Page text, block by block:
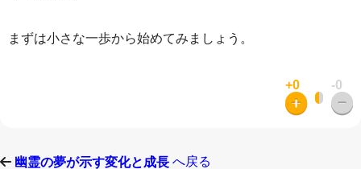
まずは小さな一歩から始めてみましょう。
+0 -0
幽霊の夢が示す変化と成長 へ戻る